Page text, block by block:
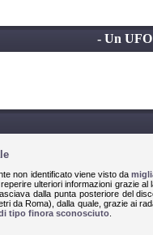
- Un
non identificato viene visto da
ulteriori informazioni grazie al
dalla punta posteriore del
da Roma), dalla quale, grazie ai
tipo finora sconosciuto